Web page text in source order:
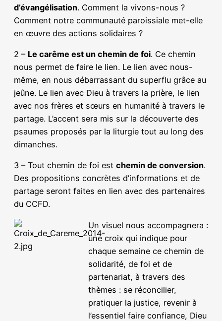
d’évangélisation. Comment la vivons-nous ?
Comment notre communauté paroissiale met-elle
en œuvre des actions solidaires ?
2 – Le carême est un chemin de foi. Ce chemin
nous permet de faire le lien. Le lien avec nous-
même, en nous débarrassant du superflu grâce au
jeûne. Le lien avec Dieu à travers la prière, le lien
avec nos frères et sœurs en humanité à travers le
partage. L’accent sera mis sur la découverte des
psaumes proposés par la liturgie tout au long des
dimanches.
3 – Tout chemin de foi est chemin de conversion.
Des propositions concrètes d’informations et de
partage seront faites en lien avec des partenaires
du CCFD.
Un visuel nous accompagnera :
une croix qui indique pour
chaque semaine ce chemin de
solidarité, de foi et de
partenariat, à travers des
thèmes : se réconcilier,
pratiquer la justice, revenir à
l’essentiel faire confiance, Dieu